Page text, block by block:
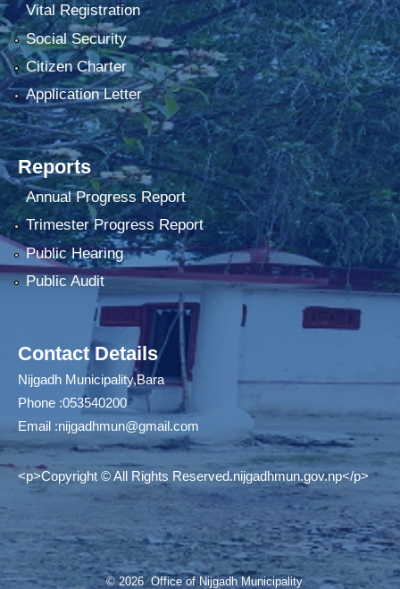
Vital Registration
Social Security
Citizen Charter
Application Letter
Reports
Annual Progress Report
Trimester Progress Report
Public Hearing
Public Audit
Contact Details
Nijgadh Municipality,Bara
Phone :053540200
Email :nijgadhmun@gmail.com
<p>Copyright © All Rights Reserved.nijgadhmun.gov.np</p>
© 2026 Office of Nijgadh Municipality